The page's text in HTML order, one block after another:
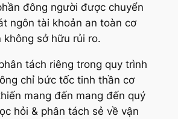
đông người được chuyển
ngôn tài khoản an toàn cơ
không sở hữu rủi ro.
tách riêng trong quy trình
chỉ bức tốc tinh thần cơ
mang đến mang đến quý
hỏi & phân tách sẻ về vận